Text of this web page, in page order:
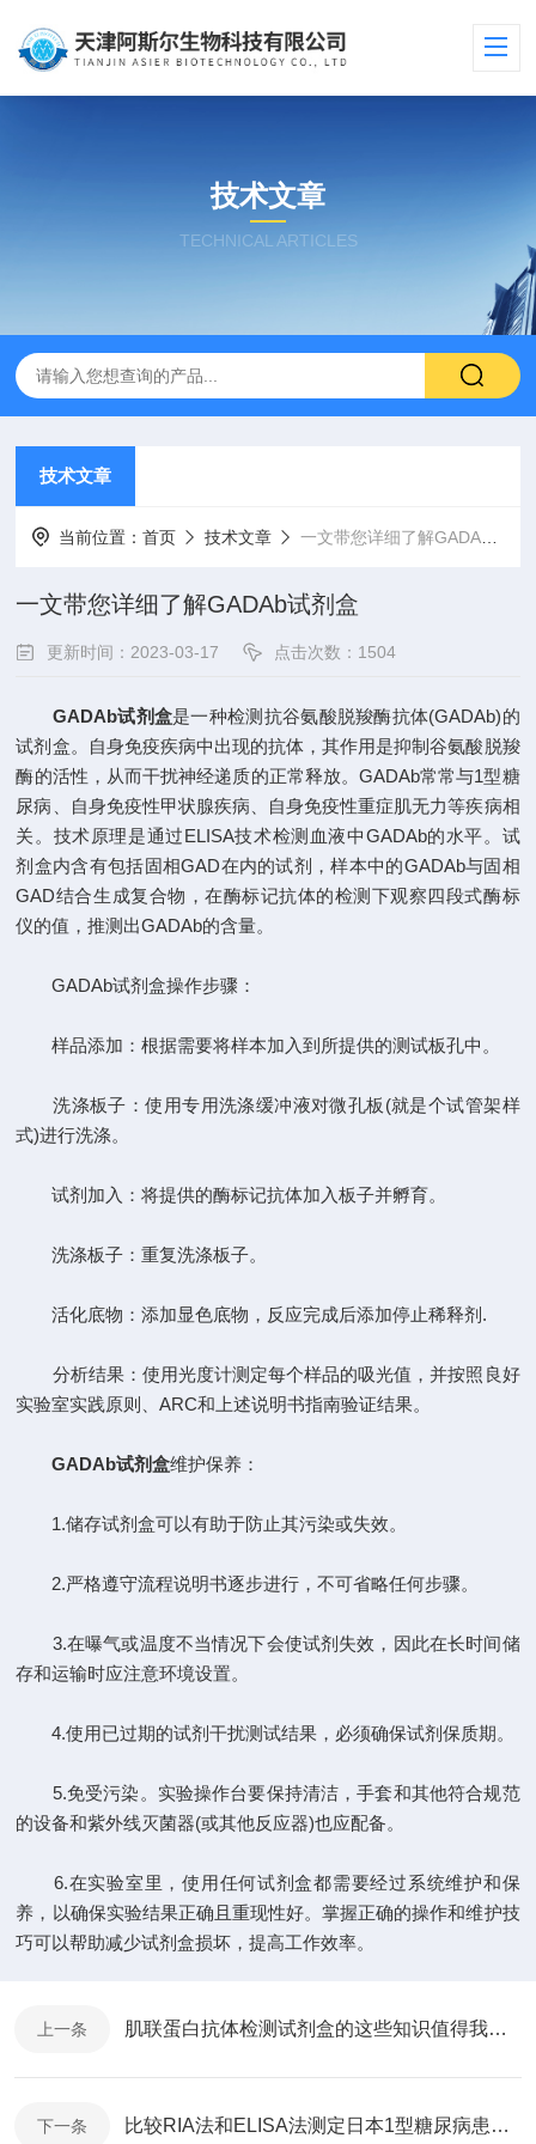
技术文章
TECHNICAL ARTICLES
技术文章
当前位置：首页 技术文章 一文带您详细了解GADAb试剂盒
一文带您详细了解GADAb试剂盒
更新时间：2023-03-17 点击次数：1504
GADAb试剂盒是一种检测抗谷氨酸脱羧酶抗体(GADAb)的
试剂盒。自身免疫疾病中出现的抗体，其作用是抑制谷氨酸脱羧
酶的活性，从而干扰神经递质的正常释放。GADAb常常与1型糖
尿病、自身免疫性甲状腺疾病、自身免疫性重症肌无力等疾病相
关。技术原理是通过ELISA技术检测血液中GADAb的水平。试
剂盒内含有包括固相GAD在内的试剂，样本中的GADAb与固相
GAD结合生成复合物，在酶标记抗体的检测下观察四段式酶标
仪的值，推测出GADAb的含量。
GADAb试剂盒操作步骤：
样品添加：根据需要将样本加入到所提供的测试板孔中。
洗涤板子：使用专用洗涤缓冲液对微孔板(就是个试管架样
式)进行洗涤。
试剂加入：将提供的酶标记抗体加入板子并孵育。
洗涤板子：重复洗涤板子。
活化底物：添加显色底物，反应完成后添加停止稀释剂.
分析结果：使用光度计测定每个样品的吸光值，并按照良好
实验室实践原则、ARC和上述说明书指南验证结果。
GADAb试剂盒维护保养：
1.储存试剂盒可以有助于防止其污染或失效。
2.严格遵守流程说明书逐步进行，不可省略任何步骤。
3.在曝气或温度不当情况下会使试剂失效，因此在长时间储
存和运输时应注意环境设置。
4.使用已过期的试剂干扰测试结果，必须确保试剂保质期。
5.免受污染。实验操作台要保持清洁，手套和其他符合规范
的设备和紫外线灭菌器(或其他反应器)也应配备。
6.在实验室里，使用任何试剂盒都需要经过系统维护和保
养，以确保实验结果正确且重现性好。掌握正确的操作和维护技
巧可以帮助减少试剂盒损坏，提高工作效率。
上一条 肌联蛋白抗体检测试剂盒的这些知识值得我们学习
下一条 比较RIA法和ELISA法测定日本1型糖尿病患者中的IA2抗体